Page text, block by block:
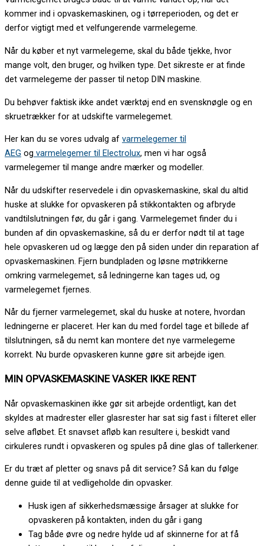
kommer ind i opvaskemaskinen, og i tørreperioden, og det er
derfor vigtigt med et velfungerende varmelegeme.
Når du køber et nyt varmelegeme, skal du både tjekke, hvor
mange volt, den bruger, og hvilken type. Det sikreste er at finde
det varmelegeme der passer til netop DIN maskine.
Du behøver faktisk ikke andet værktøj end en svensknøgle og en
skruetrækker for at udskifte varmelegemet.
Her kan du se vores udvalg af varmelegemer til
AEG og varmelegemer til Electrolux, men vi har også
varmelegemer til mange andre mærker og modeller.
Når du udskifter reservedele i din opvaskemaskine, skal du altid
huske at slukke for opvaskeren på stikkontakten og afbryde
vandtilslutningen før, du går i gang. Varmelegemet finder du i
bunden af din opvaskemaskine, så du er derfor nødt til at tage
hele opvaskeren ud og lægge den på siden under din reparation af
opvaskemaskinen. Fjern bundpladen og løsne møtrikkerne
omkring varmelegemet, så ledningerne kan tages ud, og
varmelegemet fjernes.
Når du fjerner varmelegemet, skal du huske at notere, hvordan
ledningerne er placeret. Her kan du med fordel tage et billede af
tilslutningen, så du nemt kan montere det nye varmelegeme
korrekt. Nu burde opvaskeren kunne gøre sit arbejde igen.
MIN OPVASKEMASKINE VASKER IKKE RENT
Når opvaskemaskinen ikke gør sit arbejde ordentligt, kan det
skyldes at madrester eller glasrester har sat sig fast i filteret eller
selve afløbet. Et snavset afløb kan resultere i, beskidt vand
cirkuleres rundt i opvaskeren og spules på dine glas of tallerkener.
Er du træt af pletter og snavs på dit service? Så kan du følge
denne guide til at vedligeholde din opvasker.
Husk igen af sikkerhedsmæssige årsager at slukke for
opvaskeren på kontakten, inden du går i gang
Tag både øvre og nedre hylde ud af skinnerne for at få